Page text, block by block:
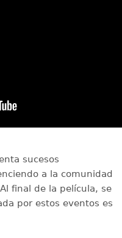
sucesos
a la comunidad
final de la película, se
por estos eventos es